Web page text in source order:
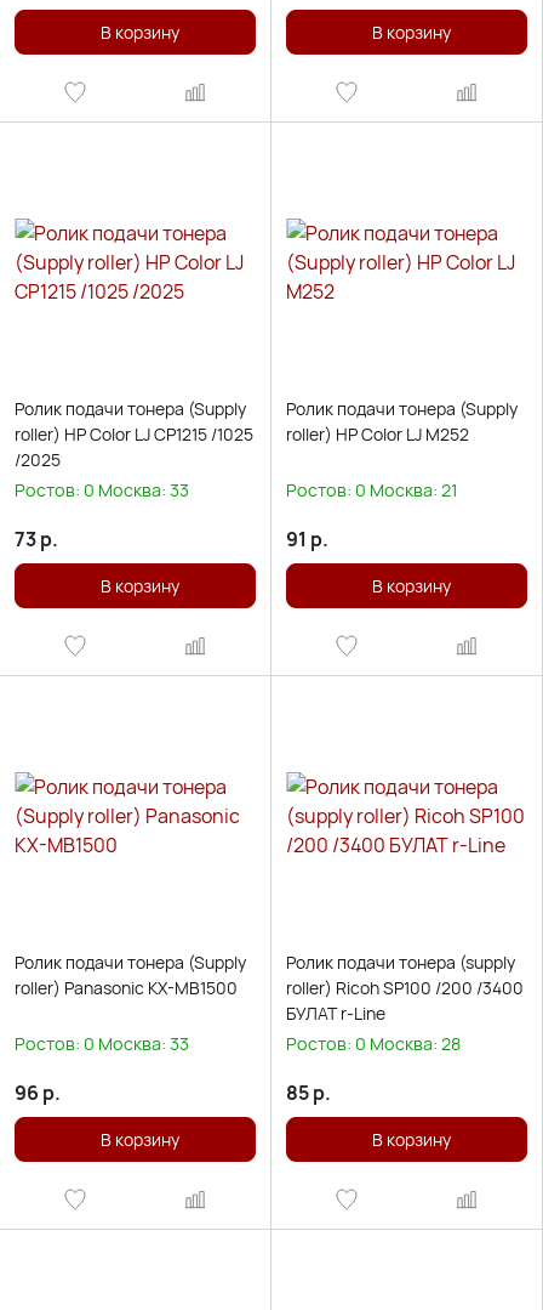
В корзину В корзину
Ролик подачи тонера (Supply
roller) HP Color LJ CP1215 /1025
/2025
Ростов: 0 Москва: 33
73р.
В корзину
Ролик подачи тонера (Supply
roller) HP Color LJ M252
Ростов: 0 Москва: 21
91 р.
В корзину
Ролик подачи тонера (Supply
roller) Panasonic KX-MB1500
Ростов: 0 Москва: 33
96 р.
В корзину
Ролик подачи тонера (supply
roller) Ricoh SP100 /200 /3400
БУЛАТ r-Line
Ростов: 0 Москва: 28
85р.
В корзину